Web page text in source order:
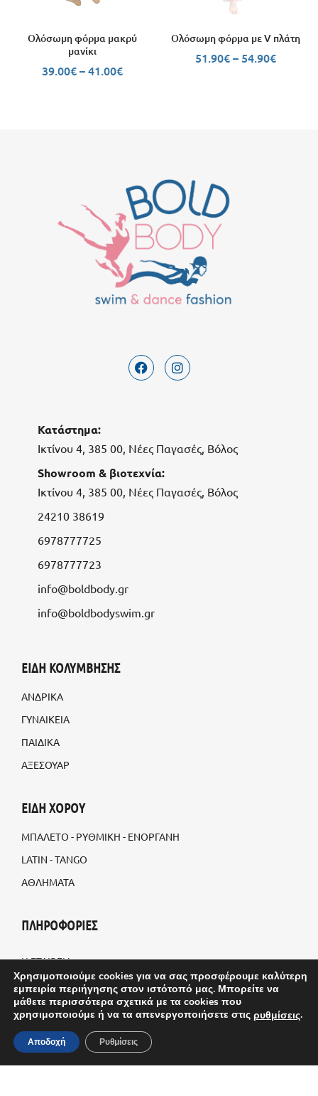
Ολόσωμη φόρμα μακρύ
μανίκι
39.00€–41.00€
Ολόσωμη φόρμα με V πλάτη
51.90€– 54.90€
Κατάστημα:
Ικτίνου 4, 385 00, Νέες Παγασές, Βόλος
Showroom & βιοτεχνία:
Ικτίνου 4, 385 00, Νέες Παγασές, Βόλος
24210 38619
6978777725
6978777723
info@boldbody.gr
info@boldbodyswim.gr
ΕΙΔΗ ΚΟΛΥΜΒΗΣΗΣ
ΑΝΔΡΙΚΑ
ΓΥΝΑΙΚΕΙΑ
ΠΑΙΔΙΚΑ
ΑΞΕΣΟΥΑΡ
ΕΙΔΗ ΧΟΡΟΥ
ΜΠΑΛΕΤΟ - ΡΥΘΜΙΚΗ - ΕΝΟΡΓΑΝΗ
LATIN - TANGO
ΑΘΛΗΜΑΤΑ
ΠΛΗΡΟΦΟΡΙΕΣ
Η ΕΤΑΙΡΕΙΑ
BLOG
ΠΡΟΣΑΡΜΟΣΜΕΝΕΣ ΠΑΡΑΓΓΕΛΙΕΣ
ΤΡΟΠΟΙ ΑΠΟΣΤΟΛΗΣ
ΤΡΟΠΟΙ ΠΛΗΡΩΜΗΣ
Χρησιμοποιούμε cookies για να σας προσφέρουμε καλύτερη
εμπειρία περιήγησης στον ιστότοπό μας. Μπορείτε να
μάθετε περισσότερα σχετικά με τα cookies που
χρησιμοποιούμε ή να τα απενεργοποιήσετε στις ρυθμίσεις.
Αποδοχή Ρυθμίσεις